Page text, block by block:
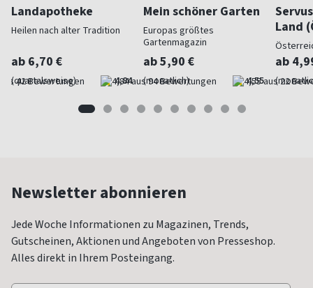
Landapotheke
Heilen nach alter Tradition
ab 6,70 €
(quartalsweise) 4,84
Mein schöner Garten
Europas größtes
Gartenmagazin
ab 5,90 €
(monatlich) 4,55
Land
ab
Newsletter abonnieren
Jede Woche Informationen zu Magazinen, Trends,
Gutscheinen, Aktionen und Angeboten von Presseshop.
Alles direkt in Ihrem Posteingang.